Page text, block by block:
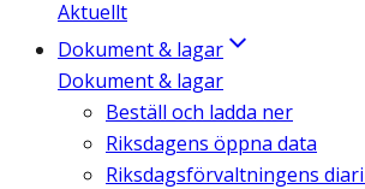
Aktuellt
Dokument & lagar
Dokument & lagar
Beställ och ladda ner
Riksdagens öppna data
Riksdagsförvaltningens